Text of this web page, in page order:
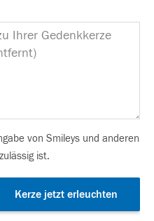
von Smileys und anderen
ist.
Kerze jetzt erleuchten